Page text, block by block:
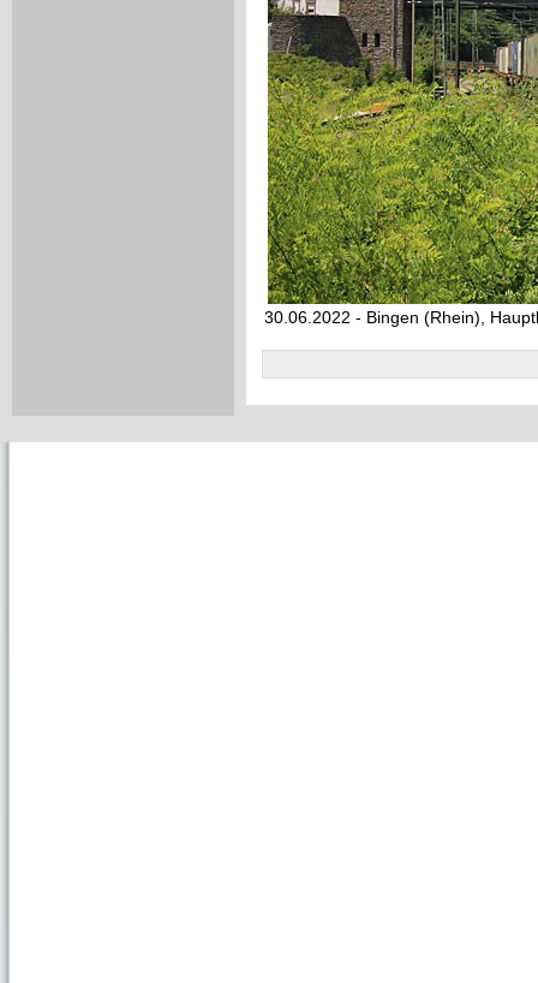
30.06.2022 - Bingen (Rhein),